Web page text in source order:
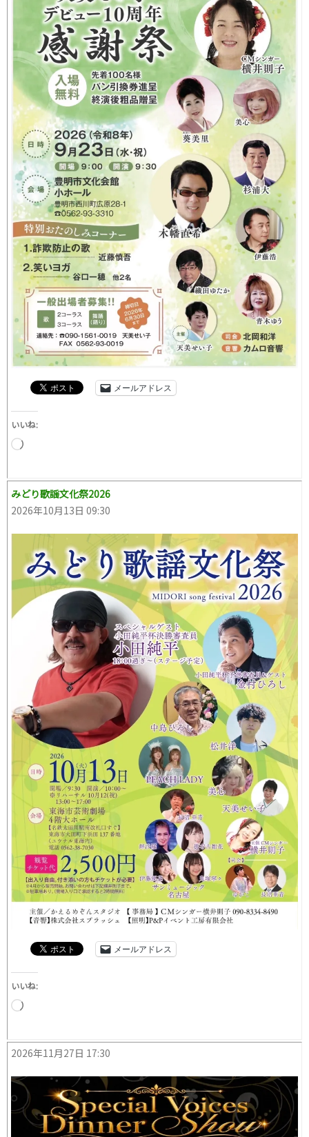
メールアドレス
いいね:
読
み
中…
みどり歌謡文化祭2026
2026年10月13日 09:30
メールアドレス
いいね:
読
み
中…
2026年11月27日 17:30